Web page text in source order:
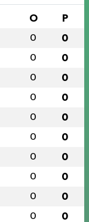
O P
0 0
0 0
0 0
0 0
0 0
0 0
0 0
0 0
0 0
0 0